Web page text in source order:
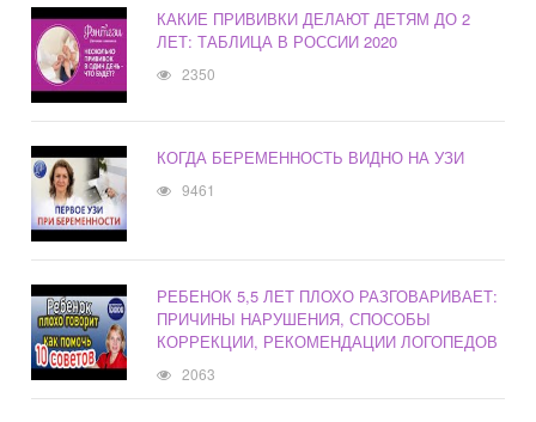
КАКИЕ ПРИВИВКИ ДЕЛАЮТ ДЕТЯМ ДО 2
ЛЕТ: ТАБЛИЦА В РОССИИ 2020
2350
КОГДА БЕРЕМЕННОСТЬ ВИДНО НА УЗИ
9461
РЕБЕНОК 5,5 ЛЕТ ПЛОХО РАЗГОВАРИВАЕТ:
ПРИЧИНЫ НАРУШЕНИЯ, СПОСОБЫ
КОРРЕКЦИИ, РЕКОМЕНДАЦИИ ЛОГОПЕДОВ
2063